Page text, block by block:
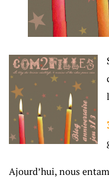
Ajourd’hui, nous